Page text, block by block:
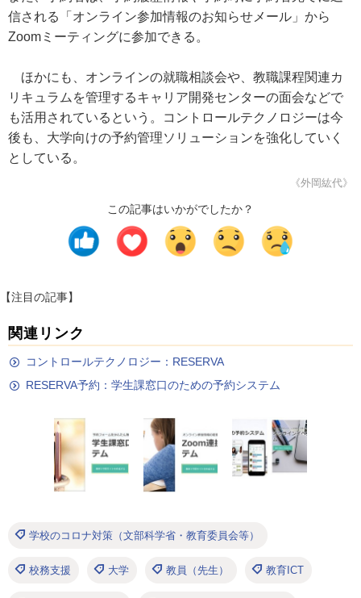
信される「オンライン参加情報のお知らせメール」から
Zoomミーティングに参加できる。
ほかにも、オンラインの就職相談会や、教職課程関連カ
リキュラムを管理するキャリア開発センターの面会などで
も活用されているという。コントロールテクノロジーは今
後も、大学向けの予約管理ソリューションを強化していく
としている。
《外岡紘代》
この記事はいかがでしたか？
【注目の記事】
関連リンク
コントロールテクノロジー：RESERVA
RESERVA予約：学生課窓口のための予約システム
学校のコロナ対策（文部科学省・教育委員会等）
校務支援 大学 教員（先生） 教育ICT